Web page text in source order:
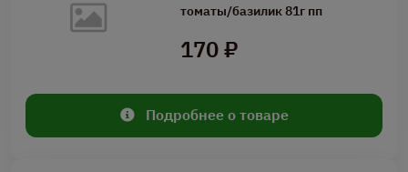
томаты/базилик 81г пп
170 ₽
Подробнее о товаре